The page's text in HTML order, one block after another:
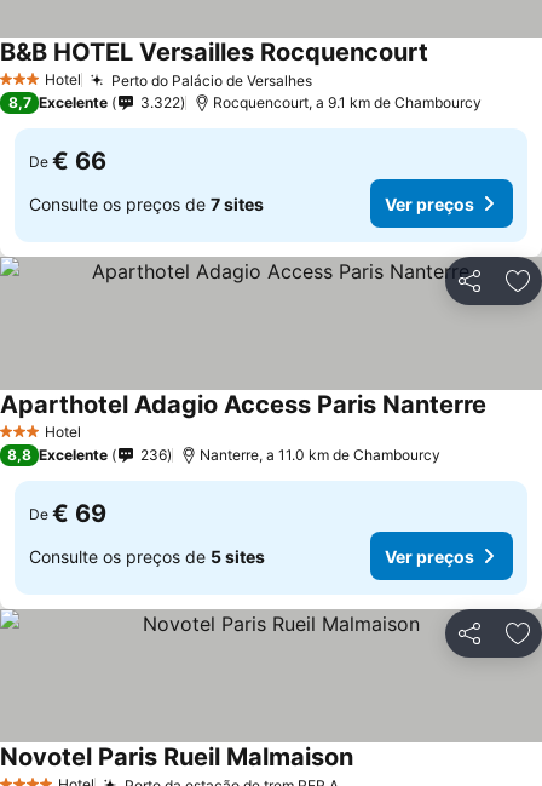
3 EstrelasHotel Perto do Palácio de VersalhesVer preços
B&B HOTEL Versailles Rocquencourt
8,7 Excelente 3.322 Rocquencourt, a 9.1 km de Chambourcy
De € 66
Consulte os preços de 7 sites Ver preços
Partilhar
3 EstrelasHotel
Aparthotel Adagio Access Paris Nanterre
8,8 Excelente 236 Nanterre, a 11.0 km de Chambourcy
De € 69
Consulte os preços de 5 sites Ver preços
Partilhar
Novotel Paris Rueil MalmaisonVer preços